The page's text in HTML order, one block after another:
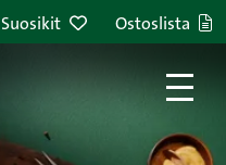
Suosikit Ostoslista